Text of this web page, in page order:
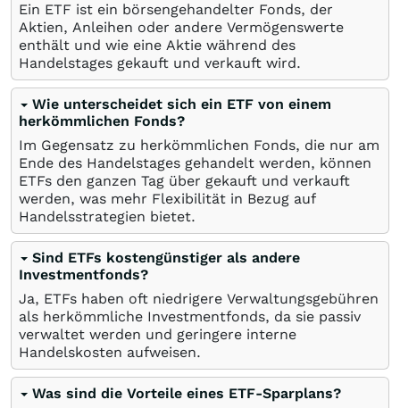
Ein ETF ist ein börsengehandelter Fonds, der
Aktien, Anleihen oder andere Vermögenswerte
enthält und wie eine Aktie während des
Handelstages gekauft und verkauft wird.
Wie unterscheidet sich ein ETF von einem
herkömmlichen Fonds?
Im Gegensatz zu herkömmlichen Fonds, die nur am
Ende des Handelstages gehandelt werden, können
ETFs den ganzen Tag über gekauft und verkauft
werden, was mehr Flexibilität in Bezug auf
Handelsstrategien bietet.
Sind ETFs kostengünstiger als andere
Investmentfonds?
Ja, ETFs haben oft niedrigere Verwaltungsgebühren
als herkömmliche Investmentfonds, da sie passiv
verwaltet werden und geringere interne
Handelskosten aufweisen.
Was sind die Vorteile eines ETF-Sparplans?